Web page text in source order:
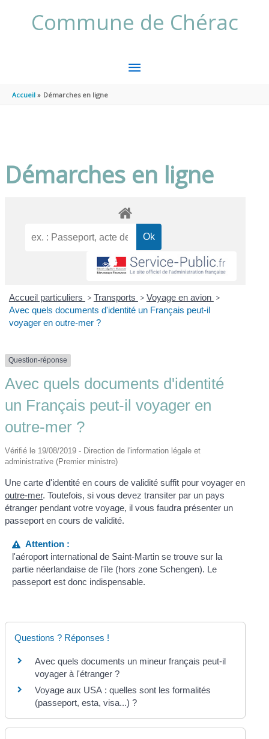
Commune de Chérac
MENU
Accueil Démarches en ligne
Démarches en ligne
Accueil particuliers > Transports > Voyage en avion >
Avec quels documents d'identité un Français peut-il
voyager en outre-mer ?
Question-réponse
Avec quels documents d'identité
un Français peut-il voyager en
outre-mer ?
Vérifié le 19/08/2019 - Direction de l'information légale et
administrative (Premier ministre)
Une carte d'identité en cours de validité suffit pour voyager en
outre-mer. Toutefois, si vous devez transiter par un pays
étranger pendant votre voyage, il vous faudra présenter un
passeport en cours de validité.
Attention :
l'aéroport international de Saint-Martin se trouve sur la
partie néerlandaise de l'île (hors zone Schengen). Le
passeport est donc indispensable.
Questions ? Réponses !
Avec quels documents un mineur français peut-il
voyager à l'étranger ?
Voyage aux USA : quelles sont les formalités
(passeport, esta, visa...) ?